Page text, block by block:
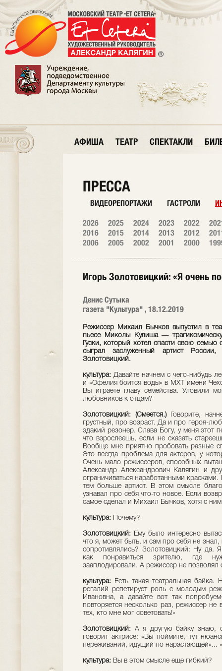
АФИША ТЕАТР СПЕКТАКЛИ
ПРЕССА
ВИДЕОРЕПОРТАЖИ ГАСТРОЛИ
2026 2025 2024 2023 2022
2016
2015 2014 2013 2012
2006
2005 2002 2001 2000
Игорь Золотовицкий: «Я очень
Денис Сутыка
газета "Культура" , 18.12.2019
Режиссер Михаил Бычков выпустил в
пьесе Миколы Кулиша —
Гуски, который хотел спасти свою
сыграл заслуженный артист
Золотовицкий.
культура: Давайте начнем с чего-нибудь
и «Офелия боится воды» в МХТ имени
Вы играете главу семейства. Уловили
любовников к отцам?
Золотовицкий: (Смеется.)
Говорите,
грустный, про возраст. Да и про героя-
эдакий резонер. Слава Богу, у меня этот
что взрослеешь, если не сказать
Вообще мне приятно пробовать разные
Это всегда проблема для актеров, у
Очень мало режиссеров, способных
Александр Александрович Калягин и
ограничиваться наработанными
тем больше артист. В этом смысле
узнавал про себя что-то новое. Если
самое сделал и Михаил Бычков, хотя с ним
культура: Почему?
Золотовицкий: Ему было интересно
что я, может быть, и сам про себя не знал,
сопротивлялись? Золотовицкий: Ну да.
как понравиться зрителю, где
зааплодировали. А режиссер не позволял
культура: Есть такая театральная
регалий репетирует роль с молодым
Ивановна, а давайте вот так
повторяется несколько раз, режиссер не
тех, кто мне мог советовать!»
Золотовицкий: А я другую байку знаю,
говорит актрисе: «Вы поймите, тут
переживаний, идущий по нарастающей»...
культура: Вы в этом смысле еще гибкий?